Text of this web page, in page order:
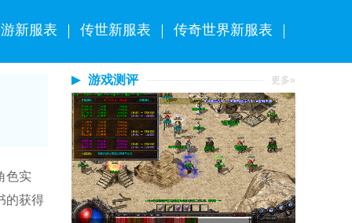
新服表 传世新服表 传奇世界新服表
色实
的获得
游戏测评 更多»